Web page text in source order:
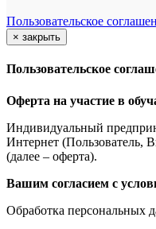
Пользовательское
× закрыть
Пользовательское
Оферта на участие в
Индивидуальный
Интернет (Пользователь,
(далее – оферта).
Вашим согласием с
Обработка персональных